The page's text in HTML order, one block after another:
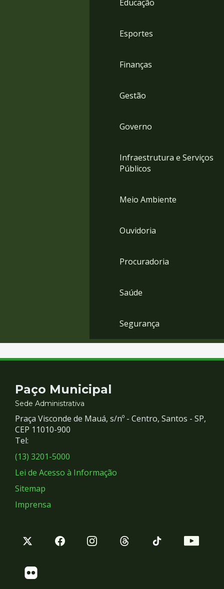
Educação
Esportes
Finanças
Gestão
Governo
Infraestrutura e Serviços
Públicos
Meio Ambiente
Ouvidoria
Procuradoria
Saúde
Segurança
Contato
e
Redes
Sociais
Paço Municipal
Sede Administrativa
Praça Visconde de Mauá, s/nº - Centro, Santos - SP,
CEP 11010-900
Tel:
(13) 3201-5000
Lei de Acesso à Informação
Sitemap
Imprensa